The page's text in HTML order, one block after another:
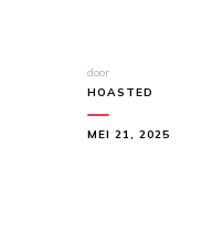
door
HOASTED
MEI 21, 2025